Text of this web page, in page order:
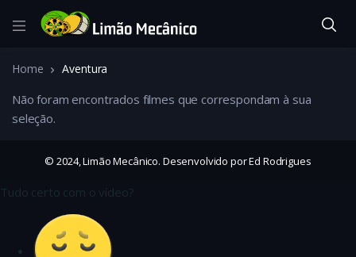
Home Aventura
Não foram encontrados filmes que correspondam à sua
seleção.
© 2024, Limão Mecânico. Desenvolvido por Ed Rodrigues
Tudo certo com o vídeo?